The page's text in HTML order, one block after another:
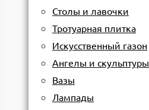
Столы и лавочки
Тротуарная плитка
Искусственный газон
Ангелы и скульптуры
Вазы
Лампады